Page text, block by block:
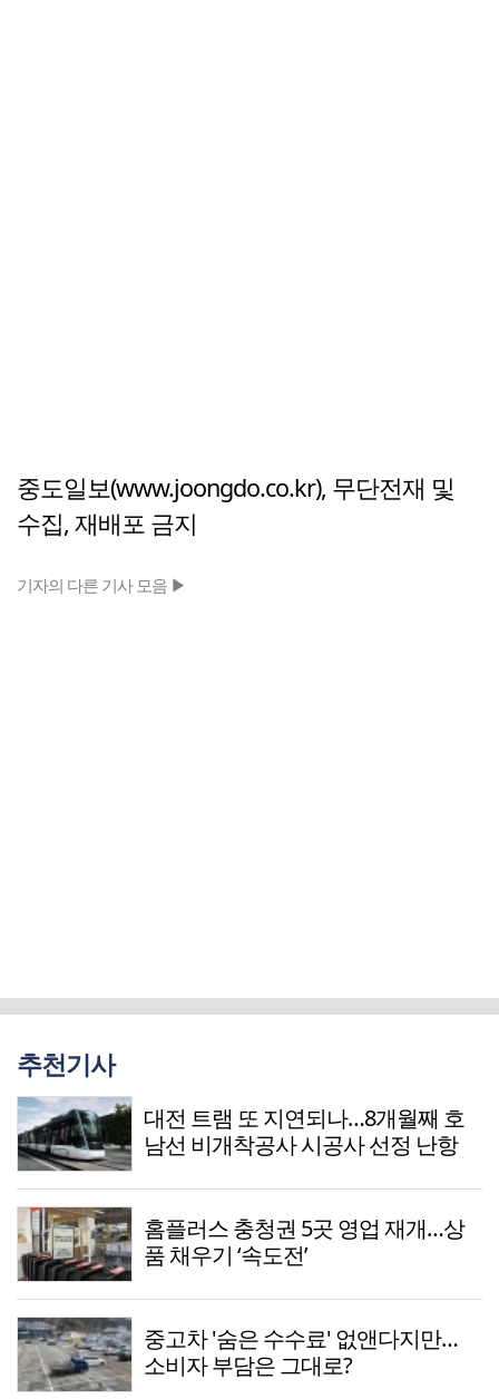
중도일보(www.joongdo.co.kr), 무단전재 및
수집, 재배포 금지
기자의 다른 기사 모음 ▶
추천기사
대전 트램 또 지연되나…8개월째 호
남선 비개착공사 시공사 선정 난항
홈플러스 충청권 5곳 영업 재개…상
품 채우기 ‘속도전’
중고차 '숨은 수수료' 없앤다지만…
소비자 부담은 그대로?